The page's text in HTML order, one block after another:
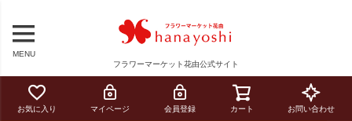
MENU
フラワーマーケット花由公式サイト
お気に入り マイページ 会員登録 カート お問い合わせ